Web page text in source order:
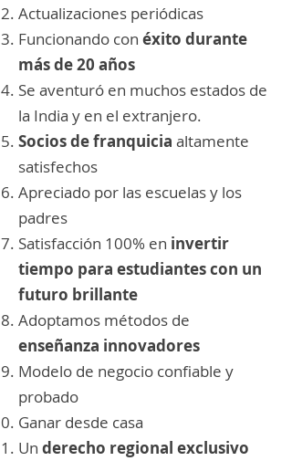
Actualizaciones periódicas
Funcionando con éxito durante
más de 20 años
Se aventuró en muchos estados de
la India y en el extranjero.
Socios de franquicia altamente
satisfechos
Apreciado por las escuelas y los
padres
Satisfacción 100% en invertir
tiempo para estudiantes con un
futuro brillante
Adoptamos métodos de
enseñanza innovadores
Modelo de negocio confiable y
probado
Ganar desde casa
Un derecho regional exclusivo